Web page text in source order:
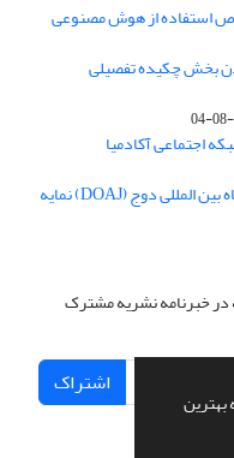
بهترین
استفاده از هوش مصنوعی
بخش چکیده تفصیلی
اجتماعی آکادمیا
فصلنامه علمی "علوم و فنون نظامی" در پایگاه بین المللی دوج (DOAJ) نمایه
در خبرنامه نشریه مشترک
اشتراک